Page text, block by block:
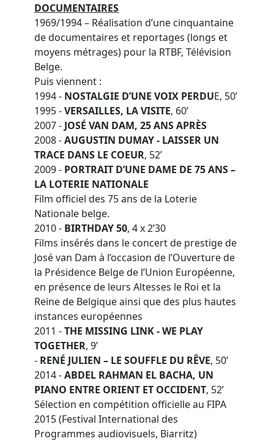
DOCUMENTAIRES
1969/1994 – Réalisation d’une cinquantaine
de documentaires et reportages (longs et
moyens métrages) pour la RTBF, Télévision
Belge.
Puis viennent :
1994 - NOSTALGIE D’UNE VOIX PERDUE, 50’
1995 -VERSAILLES, LA VISITE, 60’
2007 - JOSÉ VAN DAM, 25 ANS APRÈS
2008 -AUGUSTIN DUMAY - LAISSER UN
TRACE DANS LE COEUR, 52’
2009 - PORTRAIT D’UNE DAME DE 75 ANS –
LA LOTERIE NATIONALE
Film officiel des 75 ans de la Loterie
Nationale belge.
2010 - BIRTHDAY 50, 4 x 2’30
Films insérés dans le concert de prestige de
José van Dam à l’occasion de l’Ouverture de
la Présidence Belge de l’Union Européenne,
en présence de leurs Altesses le Roi et la
Reine de Belgique ainsi que des plus hautes
instances européennes
2011 -THE MISSING LINK - WE PLAY
TOGETHER, 9’
- RENÉ JULIEN – LE SOUFFLE DU RÊVE, 50’
2014 -ABDEL RAHMAN EL BACHA, UN
PIANO ENTRE ORIENT ET OCCIDENT, 52’
Sélection en compétition officielle au FIPA
2015 (Festival International des
Programmes audiovisuels, Biarritz)